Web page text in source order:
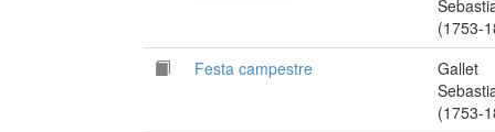
(1753-
Festa campestre
Gallet
(1753-